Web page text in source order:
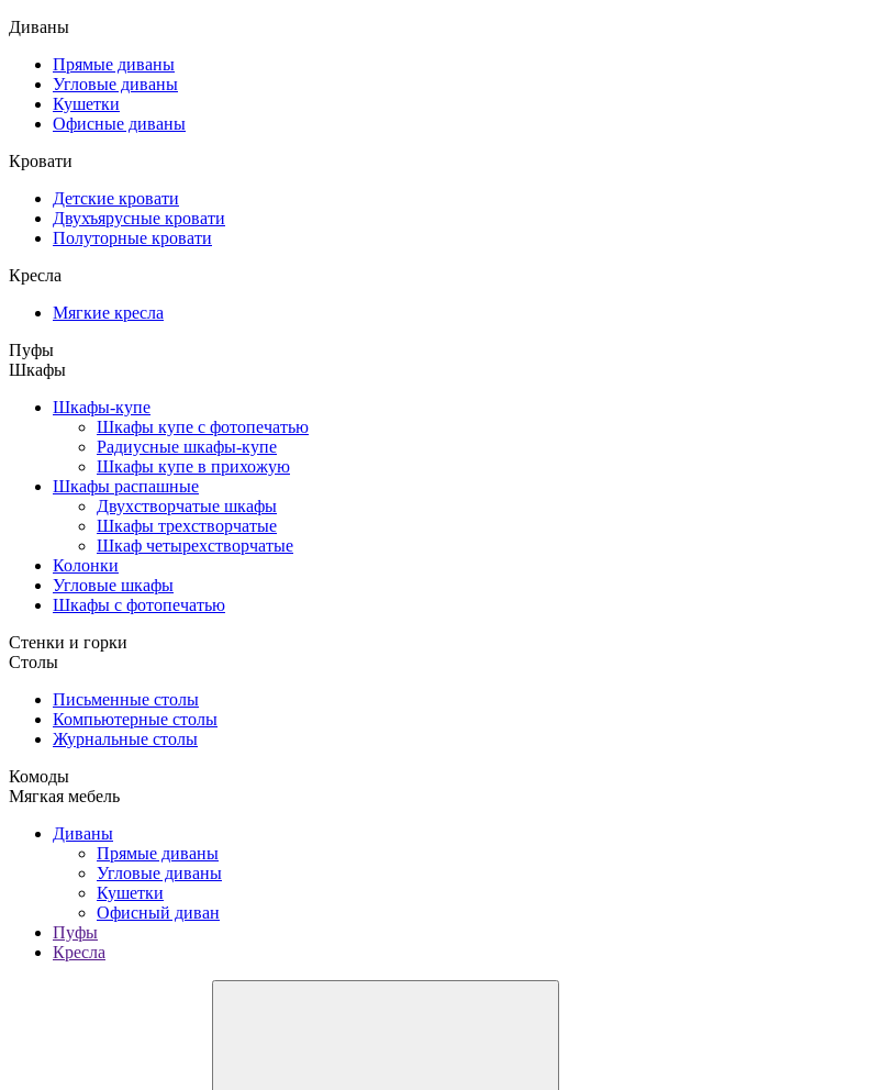
Диваны
Прямые диваны
Угловые диваны
Кушетки
Офисные диваны
Кровати
Детские кровати
Двухъярусные кровати
Полуторные кровати
Кресла
Мягкие кресла
Пуфы
Шкафы
Шкафы-купе
Шкафы купе с фотопечатью
Радиусные шкафы-купе
Шкафы купе в прихожую
Шкафы распашные
Двухстворчатые шкафы
Шкафы трехстворчатые
Шкаф четырехстворчатые
Колонки
Угловые шкафы
Шкафы с фотопечатью
Стенки и горки
Столы
Письменные столы
Компьютерные столы
Журнальные столы
Комоды
Мягкая мебель
Диваны
Прямые диваны
Угловые диваны
Кушетки
Офисный диван
Пуфы
Кресла